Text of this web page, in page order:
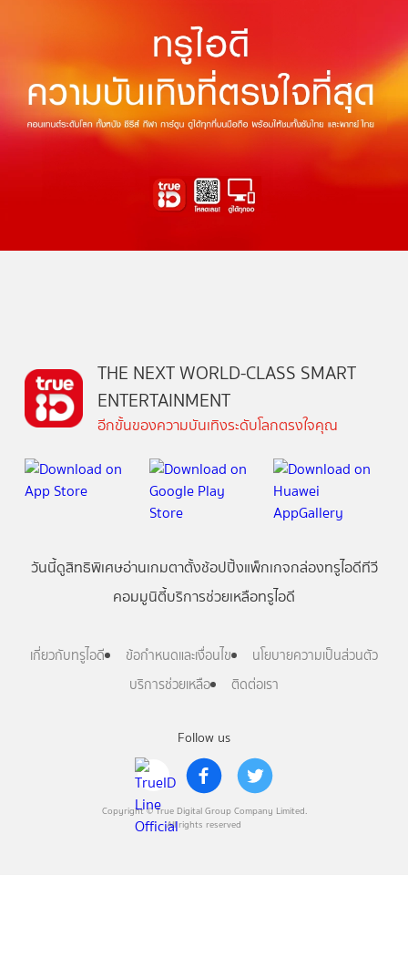
Follow us
Copyright © True Digital Group Company Limited.
All rights reserved
THE NEXT WORLD-CLASS SMART
ENTERTAINMENT
อีกขั้นของความบันเทิงระดับโลกตรงใจคุณ
วันนี้ดูสิทธิพิเศษอ่านเกมตาตั้งช้อปปิ้งแพ็กเกจกล่องทรูไอดีทีวี
คอมมูนิตี้บริการช่วยเหลือทรูไอดี
เกี่ยวกับทรูไอดี ข้อกำหนดและเงื่อนไข
นโยบายความเป็นส่วนตัว
บริการช่วยเหลือ
ติดต่อเรา